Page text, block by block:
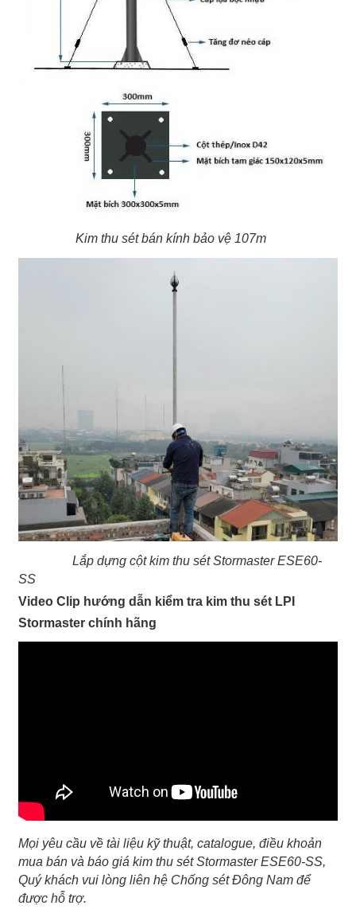
Kim thu sét bán kính bảo vệ 107m
Lắp dựng cột kim thu sét Stormaster ESE60-
SS
Video Clip hướng dẫn kiểm tra kim thu sét LPI
Stormaster chính hãng
Mọi yêu cầu về tài liệu kỹ thuật, catalogue, điều khoản
mua bán và báo giá kim thu sét Stormaster ESE60-SS,
Quý khách vui lòng liên hệ Chống sét Đông Nam để
được hỗ trợ.